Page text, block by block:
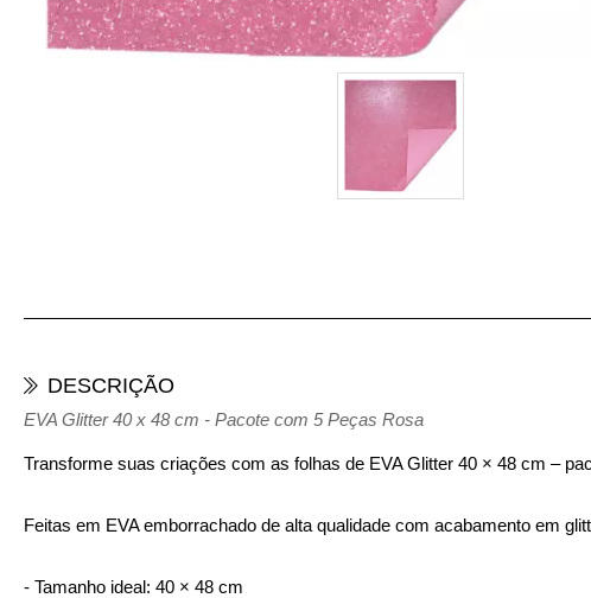
DESCRIÇÃO
EVA Glitter 40 x 48 cm - Pacote com 5 Peças Rosa
Transforme suas criações com as folhas de EVA Glitter 40 × 48 cm –
Feitas em EVA emborrachado de alta qualidade com acabamento em
- Tamanho ideal: 40 × 48 cm